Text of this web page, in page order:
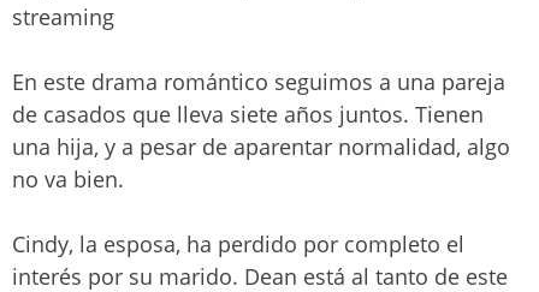
streaming
En este drama romántico seguimos a una pareja
de casados que lleva siete años juntos. Tienen
una hija, y a pesar de aparentar normalidad, algo
no va bien.
Cindy, la esposa, ha perdido por completo el
interés por su marido. Dean está al tanto de este